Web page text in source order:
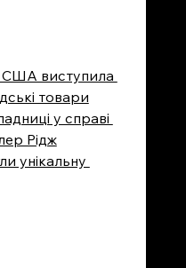
США виступила
товари
у справі
Рідж
унікальну